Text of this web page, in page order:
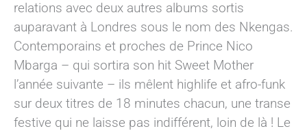
relations avec deux autres albums sortis
auparavant à Londres sous le nom des Nkengas.
Contemporains et proches de Prince Nico
Mbarga – qui sortira son hit Sweet Mother
l’année suivante – ils mêlent highlife et afro-funk
sur deux titres de 18 minutes chacun, une transe
festive qui ne laisse pas indifférent, loin de là ! Le